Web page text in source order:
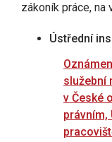
zákoník práce, na
Ústřední
služební
v České
právním,